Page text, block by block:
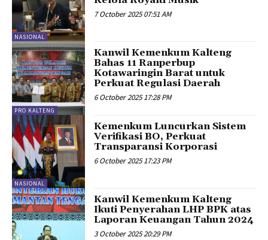
NASIONAL
7 October 2025 07:51 AM
PRO KALTENG
Kanwil Kemenkum Kalteng
Bahas 11 Ranperbup
Kotawaringin Barat untuk
Perkuat Regulasi Daerah
6 October 2025 17:28 PM
NASIONAL
Kemenkum Luncurkan Sistem
Verifikasi BO, Perkuat
Transparansi Korporasi
6 October 2025 17:23 PM
Kanwil Kemenkum Kalteng
Ikuti Penyerahan LHP BPK atas
Laporan Keuangan Tahun 2024
3 October 2025 20:29 PM